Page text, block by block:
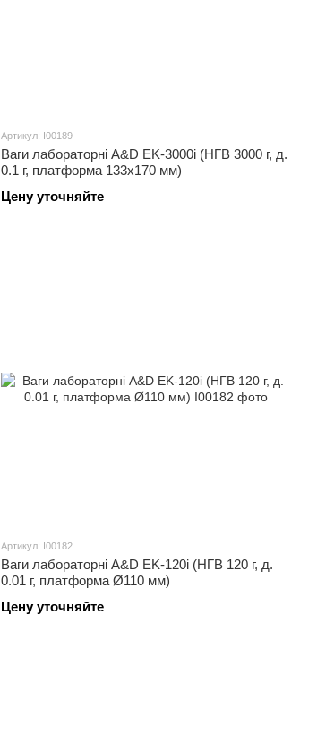
Артикул: I00189
Ваги лабораторні A&D EK-3000i (НГВ 3000 г, д.
0.1 г, платформа 133х170 мм)
Цену уточняйте
Артикул: I00182
Ваги лабораторні A&D EK-120i (НГВ 120 г, д.
0.01 г, платформа Ø110 мм)
Цену уточняйте